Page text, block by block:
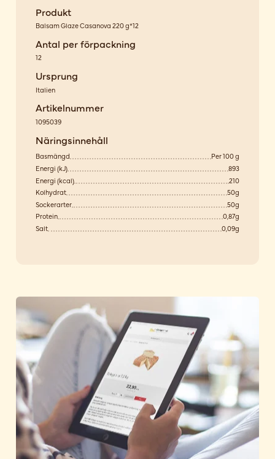
Produkt
Balsam Glaze Casanova 220 g*12
Antal per förpackning
12
Ursprung
Italien
Artikelnummer
1095039
Näringsinnehåll
Basmängd
Per 100 g
Energi (kJ)
893
Energi (kcal)
210
Kolhydrat
50g
Sockerarter
50g
Protein
0,87g
Salt
0,09g